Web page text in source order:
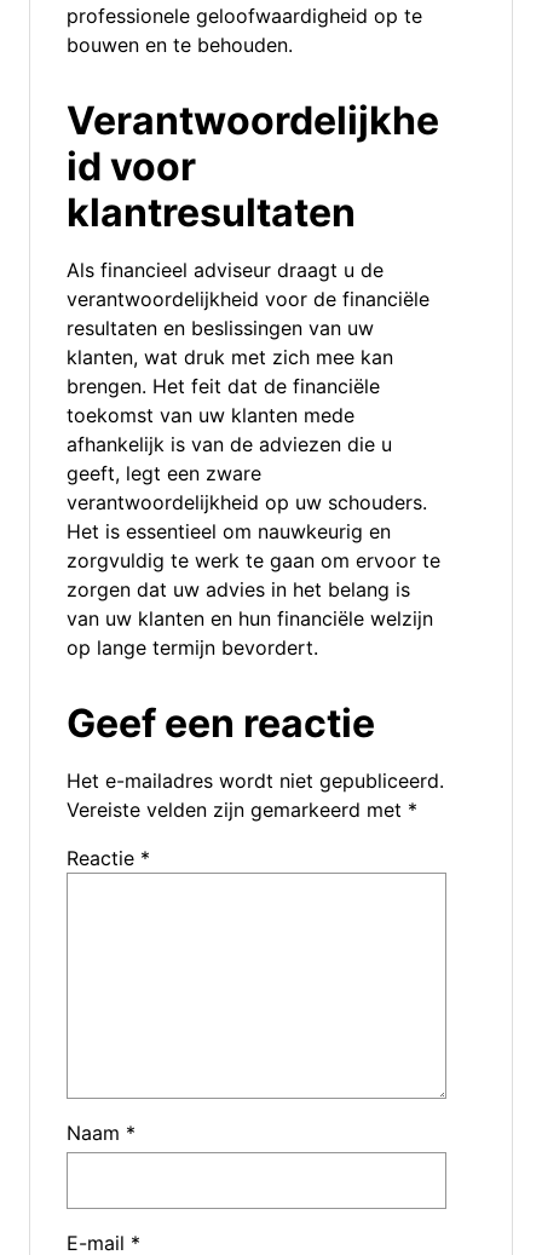
professionele geloofwaardigheid op te
bouwen en te behouden.
Verantwoordelijkhe
id voor
klantresultaten
Als financieel adviseur draagt u de
verantwoordelijkheid voor de financiële
resultaten en beslissingen van uw
klanten, wat druk met zich mee kan
brengen. Het feit dat de financiële
toekomst van uw klanten mede
afhankelijk is van de adviezen die u
geeft, legt een zware
verantwoordelijkheid op uw schouders.
Het is essentieel om nauwkeurig en
zorgvuldig te werk te gaan om ervoor te
zorgen dat uw advies in het belang is
van uw klanten en hun financiële welzijn
op lange termijn bevordert.
Geef een reactie
Het e-mailadres wordt niet gepubliceerd.
Vereiste velden zijn gemarkeerd met *
Reactie *
Naam *
E-mail *